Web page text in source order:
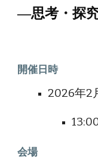
―思考・探
開催日時
2026年2
会場